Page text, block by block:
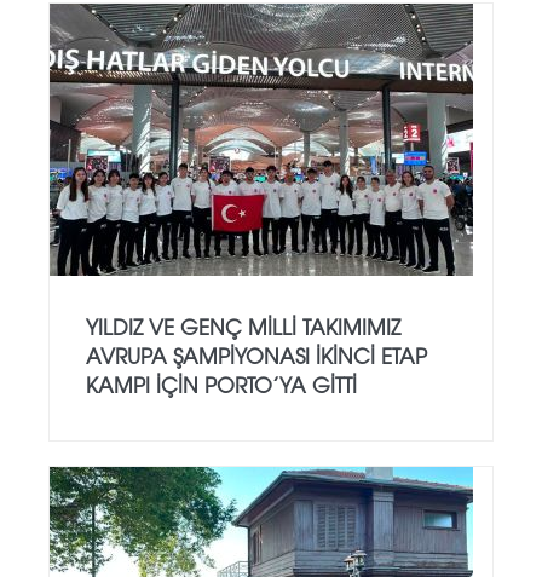
YILDIZ VE GENÇ MILLI TAKIMIMIZ
AVRUPA ŞAMPIYONASI İKINCI ETAP
KAMPI İÇIN PORTO’YA GITTI